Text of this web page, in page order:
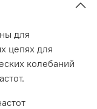
для
цепях для
колебаний